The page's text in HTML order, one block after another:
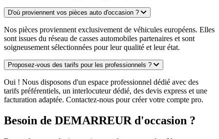
D'où proviennent vos pièces auto d'occasion ?
Nos pièces proviennent exclusivement de véhicules européens. Elles
sont issues du réseau de casses automobiles partenaires et sont
soigneusement sélectionnées pour leur qualité et leur état.
Proposez-vous des tarifs pour les professionnels ?
Oui ! Nous disposons d'un espace professionnel dédié avec des
tarifs préférentiels, un interlocuteur dédié, des devis express et une
facturation adaptée. Contactez-nous pour créer votre compte pro.
Besoin de DEMARREUR d'occasion ?